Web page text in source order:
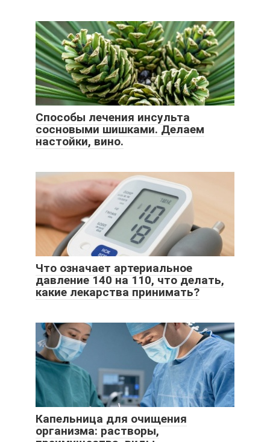
Способы лечения инсульта
сосновыми шишками. Делаем
настойки, вино.
Что означает артериальное
давление 140 на 110, что делать,
какие лекарства принимать?
Капельница для очищения
организма: растворы,